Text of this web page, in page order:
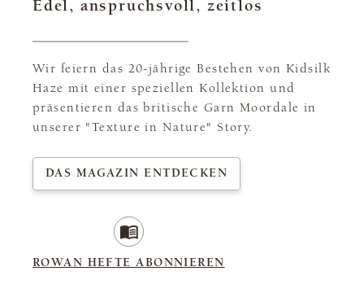
Edel, anspruchsvoll, zeitlos
Wir feiern das 20-jährige Bestehen von Kidsilk
Haze mit einer speziellen Kollektion und
präsentieren das britische Garn Moordale in
unserer "Texture in Nature" Story.
DAS MAGAZIN ENTDECKEN
ROWAN HEFTE ABONNIEREN